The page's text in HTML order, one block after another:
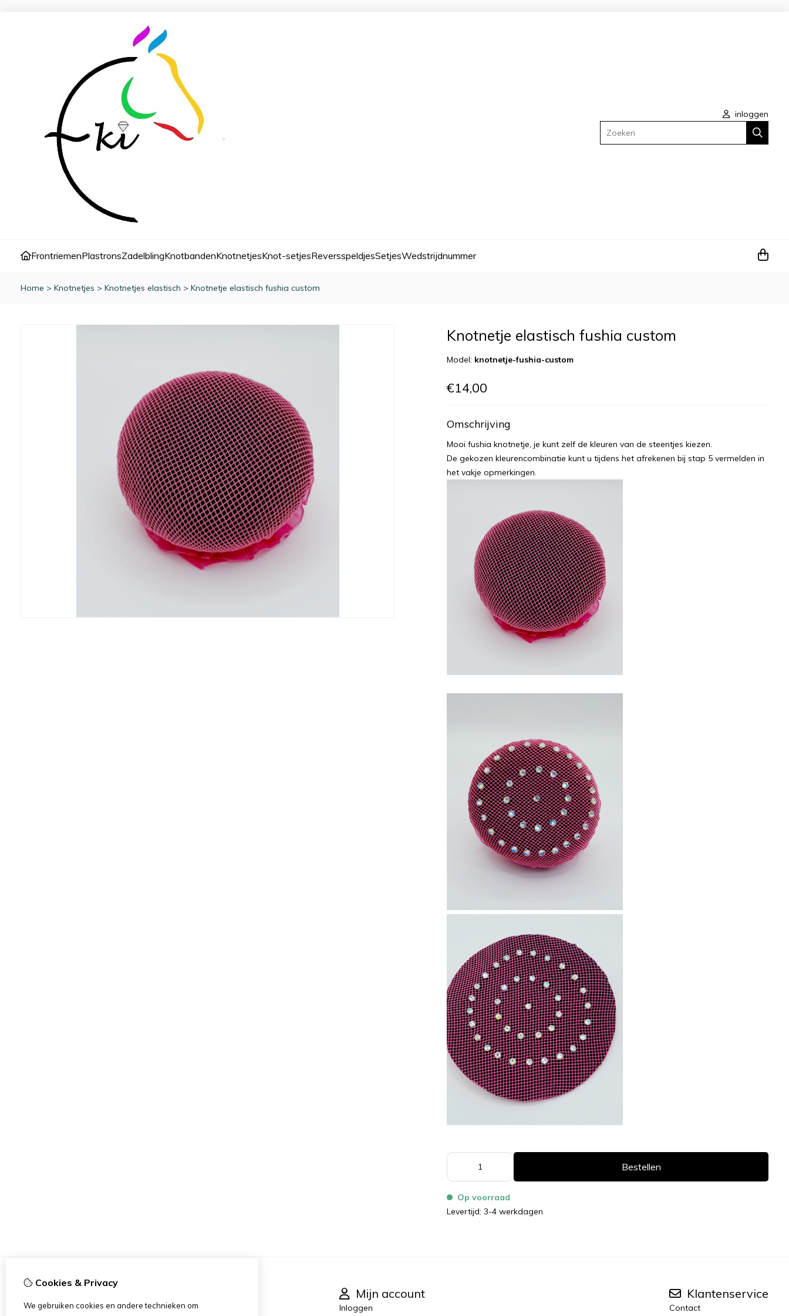
inloggen
FrontriemenPlastronsZadelblingKnotbandenKnotnetjesKnot-setjesReversspeldjesSetjesWedstrijdnummer
Home > Knotnetjes > Knotnetjes elastisch > Knotnetje elastisch fushia custom
Knotnetje elastisch fushia custom
Model: knotnetje-fushia-custom
€14,00
Omschrijving
Mooi fushia knotnetje, je kunt zelf de kleuren van de steentjes kiezen.
De gekozen kleurencombinatie kunt u tijdens het afrekenen bij stap 5 vermelden in
het vakje opmerkingen.
Bestellen
Op voorraad
Levertijd: 3-4 werkdagen
Meetinformatie
Mijn account
Inloggen
Klantenservice
Contact
Cookies & Privacy
We gebruiken cookies en andere technieken om